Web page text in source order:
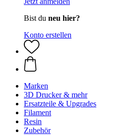
Bist du neu hier?
Konto erstellen
Marken
3D Drucker & mehr
Ersatzteile & Upgrades
Filament
Resin
Zubehör